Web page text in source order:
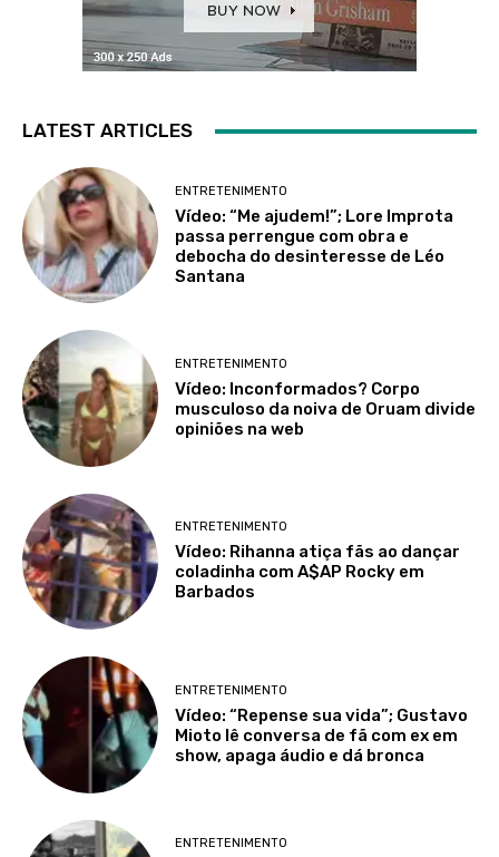
LATEST ARTICLES
ENTRETENIMENTO
Vídeo: “Me ajudem!”; Lore Improta
passa perrengue com obra e
debocha do desinteresse de Léo
Santana
ENTRETENIMENTO
Vídeo: Inconformados? Corpo
musculoso da noiva de Oruam divide
opiniões na web
ENTRETENIMENTO
Vídeo: Rihanna atiça fãs ao dançar
coladinha com A$AP Rocky em
Barbados
ENTRETENIMENTO
Vídeo: “Repense sua vida”; Gustavo
Mioto lê conversa de fã com ex em
show, apaga áudio e dá bronca
ENTRETENIMENTO